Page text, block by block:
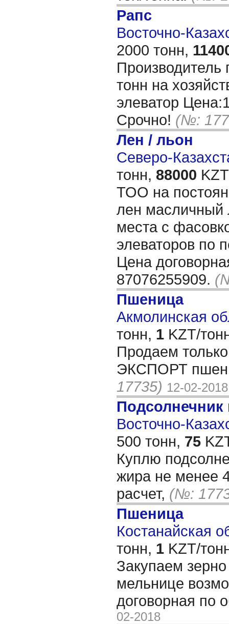
Рапс
Восточно-
2000 тонн,
Производитель
тонн на
элеватор
Срочно! (№:
Лен / льон
Северо-
тонн, 88000
ТОО на
лен масличный
места с
элеваторов по
Цена
87076255909.
Пшеница
Акмолинская
тонн, 1 KZT/
Продаем
ЭКСПОРТ
17735) 12-02-2018
Восточно-
500 тонн, 75
Куплю
жира не менее
расчет, (№:
Пшеница
Костанайская
тонн, 1 KZT/
Закупаем
мельнице
договорная по
02-2018